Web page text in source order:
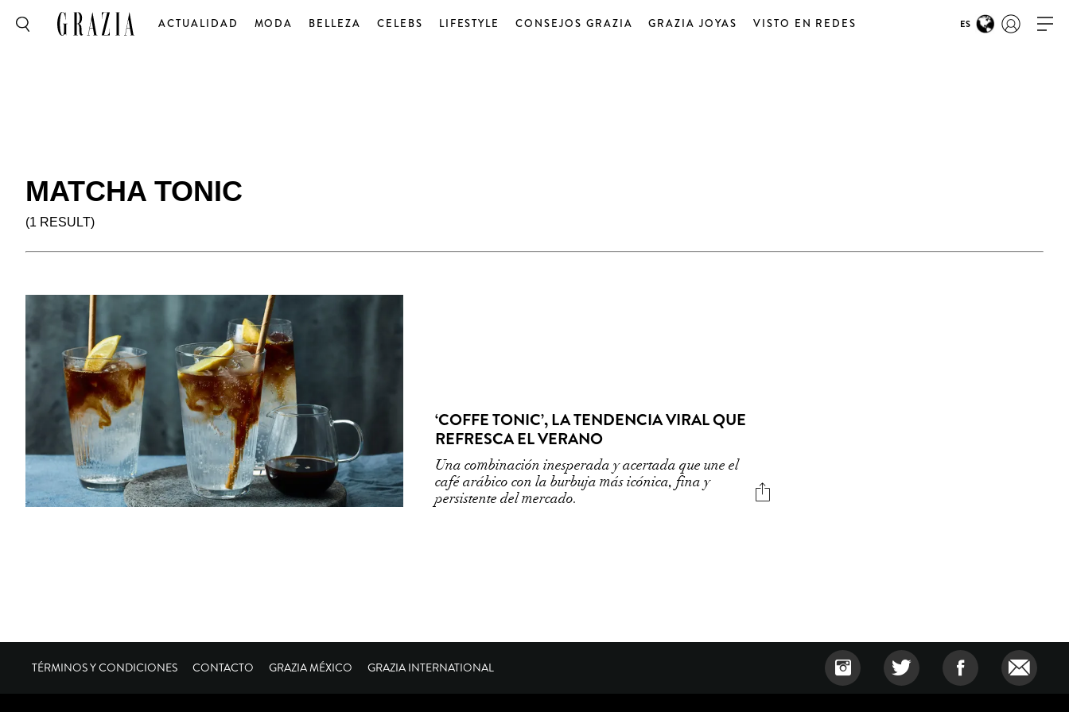
ACTUALIDAD MODA BELLEZA CELEBS LIFESTYLE CONSEJOS GRAZIA GRAZIA JOYAS VISTO EN REDES ES
MATCHA TONIC
(1 RESULT)
‘COFFE TONIC’, LA TENDENCIA VIRAL QUE
REFRESCA EL VERANO
Una combinación inesperada y acertada que une el
café arábico con la burbuja más icónica, fina y
persistente del mercado.
TÉRMINOS Y CONDICIONES CONTACTO GRAZIA MÉXICO GRAZIA INTERNATIONAL